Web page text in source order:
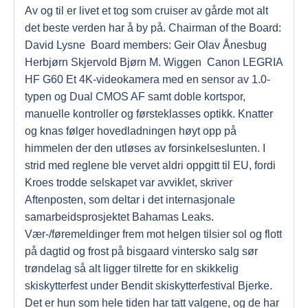
Av og til er livet et tog som cruiser av gårde mot alt
det beste verden har å by på. Chairman of the Board:
David Lysne ​ Board members: Geir Olav Ånesbug
Herbjørn Skjervold Bjørn M. Wiggen ​ Canon LEGRIA
HF G60 Et 4K-videokamera med en sensor av 1.0-
typen og Dual CMOS AF samt doble kortspor,
manuelle kontroller og førsteklasses optikk. Knatter
og knas følger hovedladningen høyt opp på
himmelen der den utløses av forsinkelseslunten. I
strid med reglene ble vervet aldri oppgitt til EU, fordi
Kroes trodde selskapet var avviklet, skriver
Aftenposten, som deltar i det internasjonale
samarbeidsprosjektet Bahamas Leaks.
Vær-/føremeldinger frem mot helgen tilsier sol og flott
på dagtid og frost på bisgaard vintersko salg sør
trøndelag så alt ligger tilrette for en skikkelig
skiskytterfest under Bendit skiskytterfestival Bjerke.
Det er hun som hele tiden har tatt valgene, og de har